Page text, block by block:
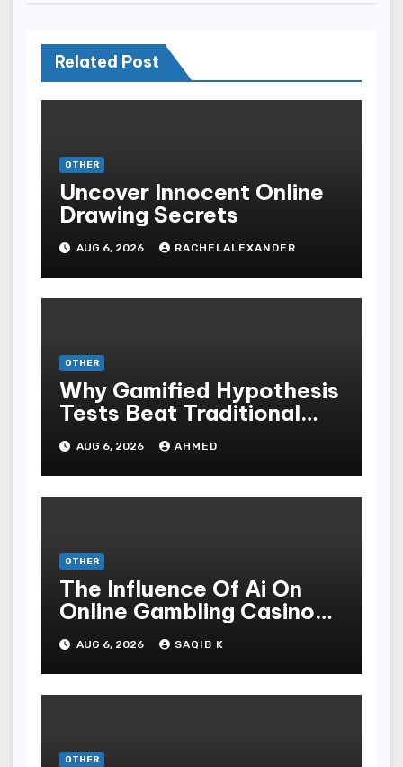
Related Post
OTHER
Uncover Innocent Online
Drawing Secrets
AUG 6, 2026 RACHELALEXANDER
OTHER
Why Gamified Hypothesis
Tests Beat Traditional
Meditate Methods
AUG 6, 2026 AHMED
OTHER
The Influence Of Ai On
Online Gambling Casino
Experiences
AUG 6, 2026 SAQIB K
OTHER